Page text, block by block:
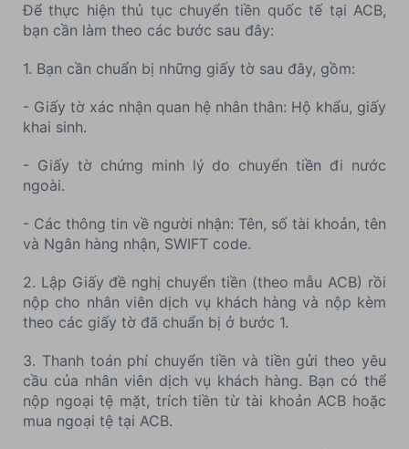
Để thực hiện thủ tục chuyển tiền quốc tế tại ACB,
bạn cần làm theo các bước sau đây:
1. Bạn cần chuẩn bị những giấy tờ sau đây, gồm:
- Giấy tờ xác nhận quan hệ nhân thân: Hộ khẩu, giấy
khai sinh.
- Giấy tờ chứng minh lý do chuyển tiền đi nước
ngoài.
- Các thông tin về người nhận: Tên, số tài khoản, tên
và Ngân hàng nhận, SWIFT code.
2. Lập Giấy đề nghị chuyển tiền (theo mẫu ACB) rồi
nộp cho nhân viên dịch vụ khách hàng và nộp kèm
theo các giấy tờ đã chuẩn bị ở bước 1.
3. Thanh toán phí chuyển tiền và tiền gửi theo yêu
cầu của nhân viên dịch vụ khách hàng. Bạn có thể
nộp ngoại tệ mặt, trích tiền từ tài khoản ACB hoặc
mua ngoại tệ tại ACB.